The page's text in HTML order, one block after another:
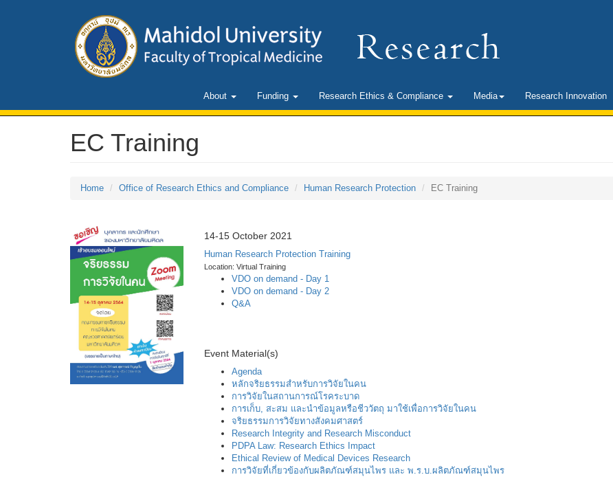
About Funding Research Ethics & Compliance Media Research Innovation
EC Training
Home Office of Research Ethics and Compliance Human Research Protection EC Training
14-15 October 2021
Human Research Protection Training
Location: Virtual Training
VDO on demand - Day 1
VDO on demand - Day 2
Q&A
Event Material(s)
Agenda
หลักจริยธรรมสำหรับการวิจัยในคน
การวิจัยในสถานการณ์โรคระบาด
การเก็บ, สะสม และนำข้อมูลหรือชีววัตถุ มาใช้เพื่อการวิจัยในคน
จริยธรรมการวิจัยทางสังคมศาสตร์
Research Integrity and Research Misconduct
PDPA Law: Research Ethics Impact
Ethical Review of Medical Devices Research
การวิจัยที่เกี่ยวข้องกับผลิตภัณฑ์สมุนไพร และ พ.ร.บ.ผลิตภัณฑ์สมุนไพร